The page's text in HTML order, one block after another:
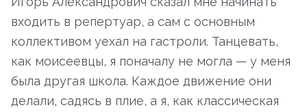
входить в репертуар, а сам с основным
коллективом уехал на гастроли. Танцевать,
как моисеевцы, я поначалу не могла — у меня
была другая школа. Каждое движение они
делали, садясь в плие, а я, как классическая